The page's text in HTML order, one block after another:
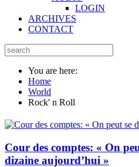
LOGIN
ARCHIVES
CONTACT
You are here:
Home
World
Rock' n Roll
Cour des comptes: « On
dizaine aujourd’hui »